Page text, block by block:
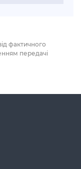
фактичного
передачі